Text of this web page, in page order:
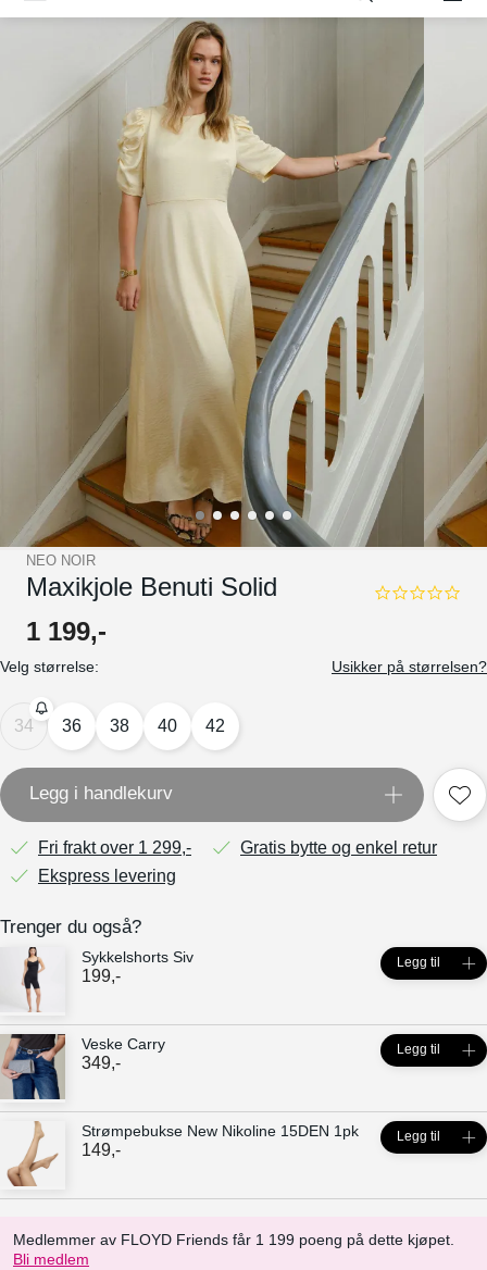
NEO NOIR
Maxikjole Benuti Solid
0.0
1 199,-
Velg størrelse: Usikker på størrelsen?
34 36 38 40 42
Legg i handlekurv
Fri frakt over 1 299,-
Gratis bytte og enkel retur
Ekspress levering
Medlemmer av FLOYD Friends får 1 199 poeng på dette kjøpet.
Bli medlem
Trenger du også?
Sykkelshorts Siv
199,-
Legg til
Veske Carry
349,-
Legg til
Strømpebukse New Nikoline 15DEN 1pk
149,-
Legg til